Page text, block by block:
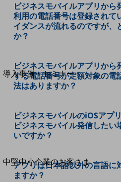
お手続き
別ウィンドウで開きます
サービスをご利用中のお客さま
導入事例・セミナー
導入事例TOP
セミナー
開催・出展する各種セミナー、イベント情
中堅中小企業のお客さま
NTTドコモビジネスウォッチ
ビジネスモバイルアプリから
利用の電話番号は登録されて
イダンスが流れるのですが、
か？
ビジネスモバイルアプリから
する電話番号が定額対象の電
法はありますか？
ビジネスモバイルのiOSアプ
ビジネスモバイル発信したい
いですか？
アプリは日本語以外の言語に
ますか？